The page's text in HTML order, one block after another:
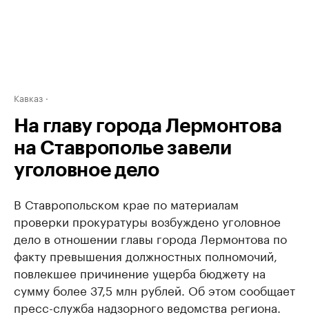
Кавказ
На главу города Лермонтова
на Ставрополье завели
уголовное дело
В Ставропольском крае по материалам
проверки прокуратуры возбуждено уголовное
дело в отношении главы города Лермонтова по
факту превышения должностных полномочий,
повлекшее причинение ущерба бюджету на
сумму более 37,5 млн рублей. Об этом сообщает
пресс-служба надзорного ведомства региона.